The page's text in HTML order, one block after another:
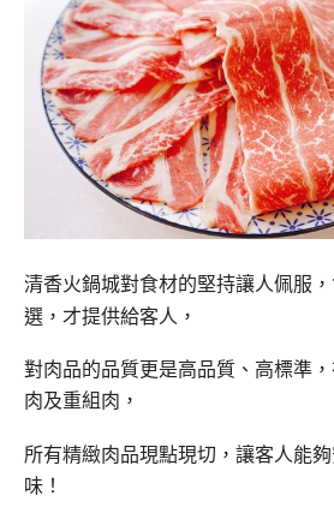
清香火鍋城對食材的堅持讓人佩服
選， 才提供給客人，
對肉品的品質更是高品質、高標準
肉及重組肉，
所有精緻肉品現點現切，讓客人能
味！